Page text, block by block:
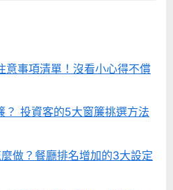
意事項清單！沒看小心得不償
？ 投資客的5大窗簾挑選方法
做？餐廳排名增加的3大設定